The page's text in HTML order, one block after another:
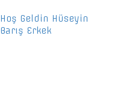
Hoş Geldin Hüseyin
Barış Erkek